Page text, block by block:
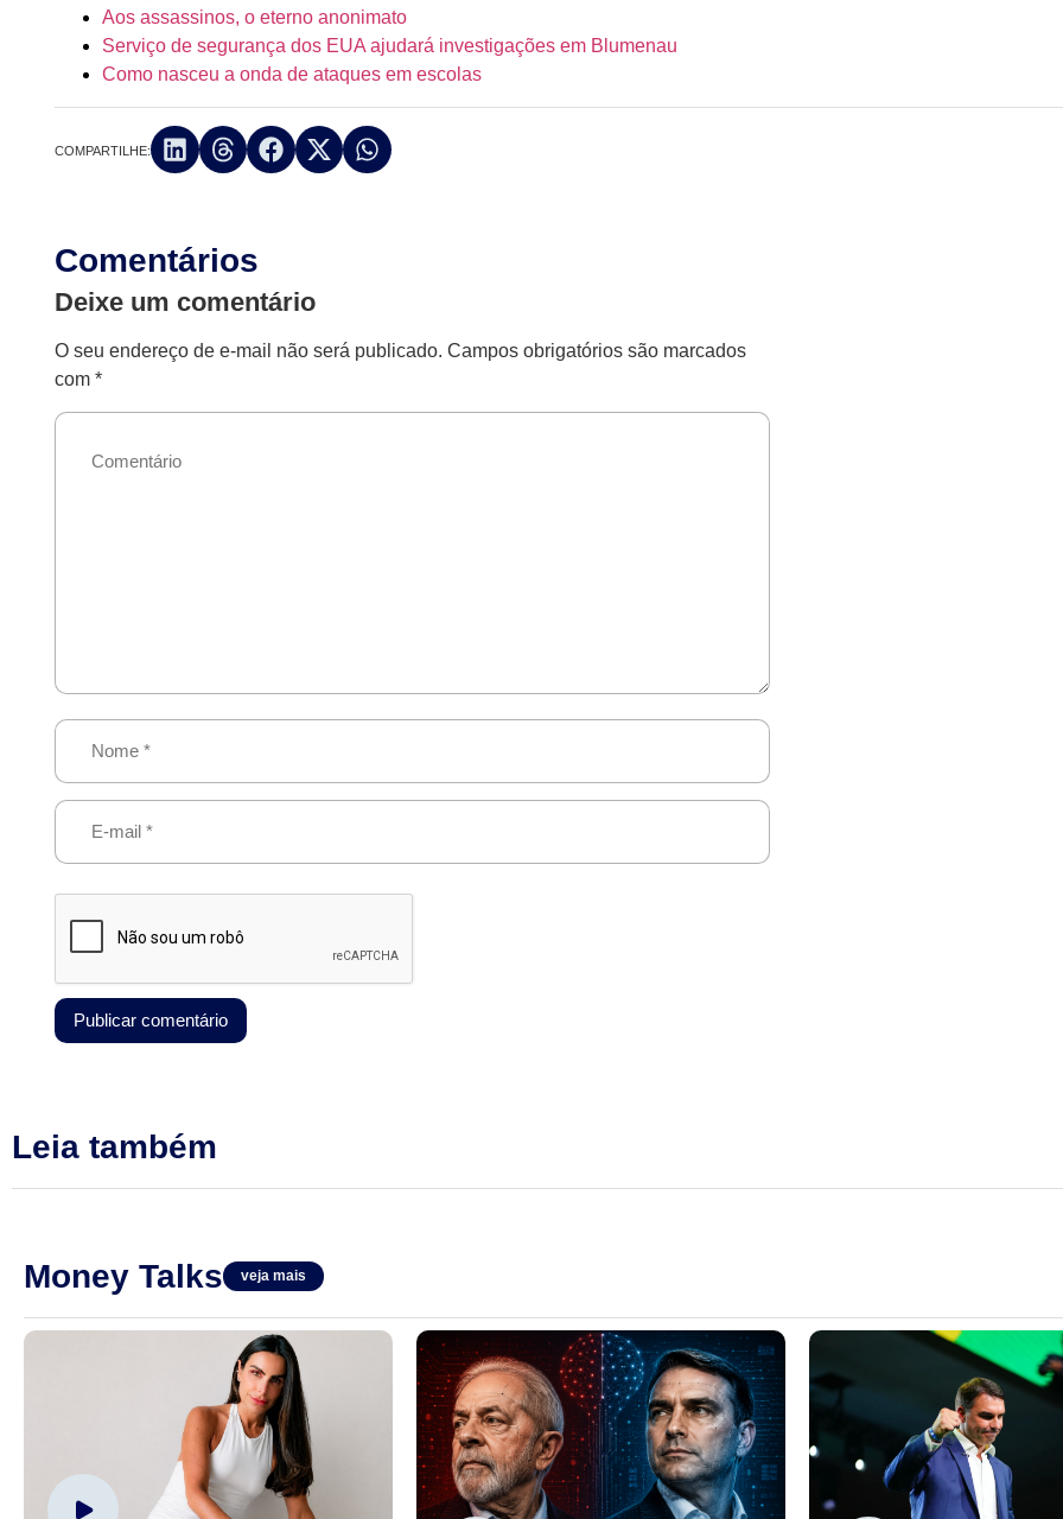
Aos assassinos, o eterno anonimato
Serviço de segurança dos EUA ajudará investigações em Blumenau
Como nasceu a onda de ataques em escolas
COMPARTILHE:
Comentários
Deixe um comentário
O seu endereço de e-mail não será publicado. Campos obrigatórios são marcados
com*
Leia também
Money Talks veja mais